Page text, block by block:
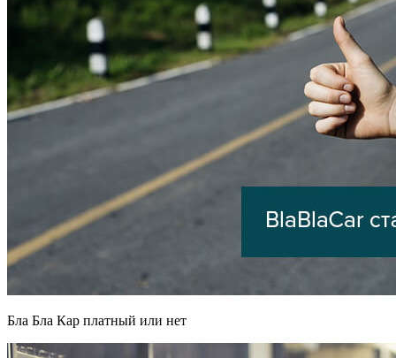
Бла Бла Кар платный или нет